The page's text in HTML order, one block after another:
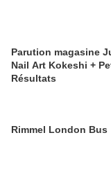
Parution magasine
Nail Art Kokeshi +
Résultats
Rimmel London Bus